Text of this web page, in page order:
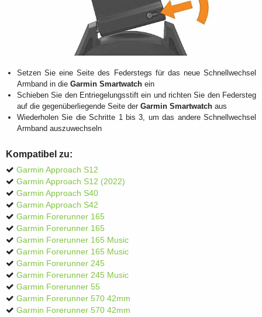
Setzen Sie eine Seite des Federstegs für das neue Schnellwechsel
Armband in die Garmin Smartwatch ein
Schieben Sie den Entriegelungsstift ein und richten Sie den Federsteg
auf die gegenüberliegende Seite der Garmin Smartwatch aus
Wiederholen Sie die Schritte 1 bis 3, um das andere Schnellwechsel
Armband auszuwechseln
Kompatibel zu:
Garmin Approach S12
Garmin Approach S12 (2022)
Garmin Approach S40
Garmin Approach S42
Garmin Forerunner 165
Garmin Forerunner 165
Garmin Forerunner 165 Music
Garmin Forerunner 165 Music
Garmin Forerunner 245
Garmin Forerunner 245 Music
Garmin Forerunner 55
Garmin Forerunner 570 42mm
Garmin Forerunner 570 42mm